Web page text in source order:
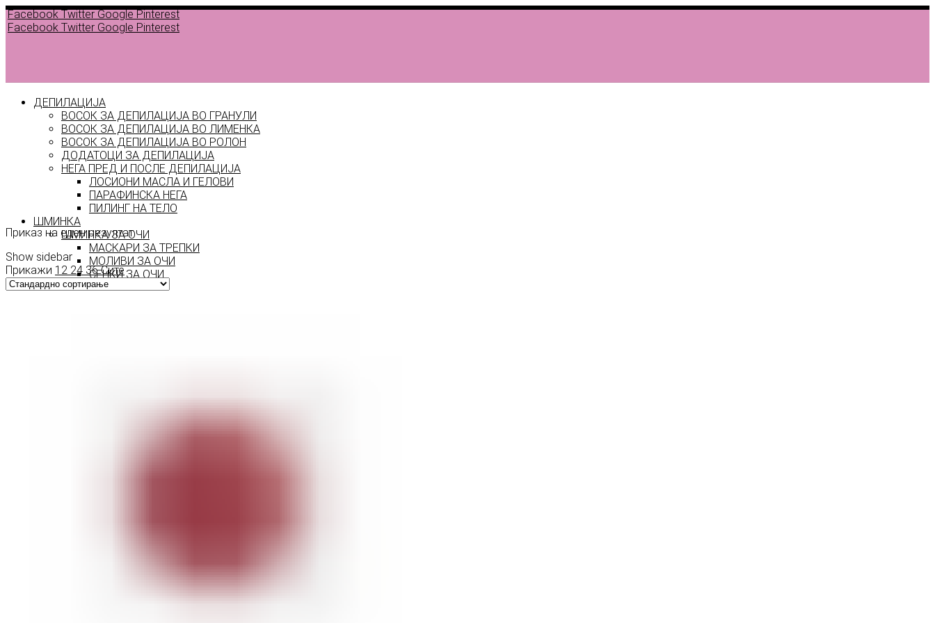
Facebook Twitter Google Pinterest
Facebook Twitter Google Pinterest
ДЕПИЛАЦИЈА
ВОСОК ЗА ДЕПИЛАЦИЈА ВО ГРАНУЛИ
ВОСОК ЗА ДЕПИЛАЦИЈА ВО ЛИМЕНКА
ВОСОК ЗА ДЕПИЛАЦИЈА ВО РОЛОН
ДОДАТОЦИ ЗА ДЕПИЛАЦИЈА
НЕГА ПРЕД И ПОСЛЕ ДЕПИЛАЦИЈА
ЛОСИОНИ МАСЛА И ГЕЛОВИ
ПАРАФИНСКА НЕГА
ПИЛИНГ НА ТЕЛО
ШМИНКА
ШМИНКА ЗА ОЧИ
МАСКАРИ ЗА ТРЕПКИ
МОЛИВИ ЗА ОЧИ
СЕНКИ ЗА ОЧИ
ТУШ ЗА ОЧИ
ДОДАТОЦИ ЗА ШМИНКА
СОВЕТИ ЗА ДЕПИЛАЦИЈА
Velours
Приказ на еден резултат
Show sidebar
Прикажи 12 24 36 Сите